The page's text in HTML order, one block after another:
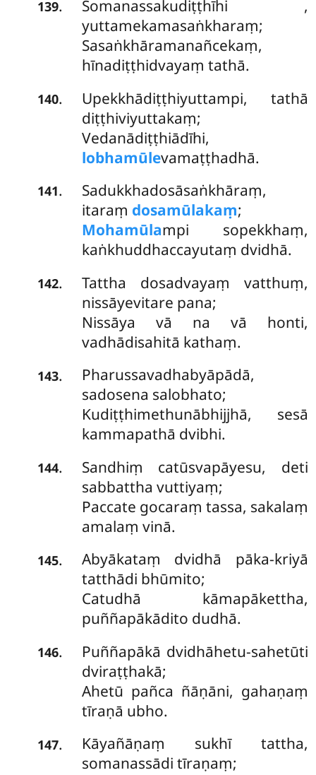
139. Somanassakudiṭṭhīhi ,
yuttamekamasaṅkharaṃ;
Sasaṅkhāramanañcekaṃ,
hīnadiṭṭhidvayaṃ tathā.
140.
Upekkhādiṭṭhiyuttampi, tathā
diṭṭhiviyuttakaṃ;
Vedanādiṭṭhiādīhi,
lobhamūlevamaṭṭhadhā.
141.
Sadukkhadosāsaṅkhāraṃ,
itaraṃ dosamūlakaṃ;
Mohamūlampi sopekkhaṃ,
kaṅkhuddhaccayutaṃ dvidhā.
142.
Tattha dosadvayaṃ vatthuṃ,
nissāyevitare pana;
Nissāya vā na vā honti,
vadhādisahitā kathaṃ.
143.
Pharussavadhabyāpādā,
sadosena salobhato;
Kudiṭṭhimethunābhijjhā, sesā
kammapathā dvibhi.
144. Sandhiṃ catūsvapāyesu, deti
sabbattha vuttiyaṃ;
Paccate gocaraṃ tassa, sakalaṃ
amalaṃ vinā.
145.
Abyākataṃ dvidhā pāka-kriyā
tatthādi bhūmito;
Catudhā kāmapākettha,
puññapākādito dudhā.
146.
Puññapākā dvidhāhetu-sahetūti
dviraṭṭhakā;
Ahetū pañca ñāṇāni, gahaṇaṃ
tīraṇā ubho.
147.
Kāyañāṇaṃ sukhī tattha,
somanassādi tīraṇaṃ;